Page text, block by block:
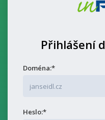
Přihlášení
Doména:*
Heslo:*